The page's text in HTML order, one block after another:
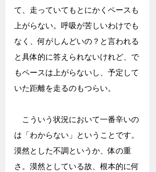
て、走っていてもとにかくペースも
上がらない。呼吸が苦しいわけでも
なく、何がしんどいの？と言われる
と具体的に答えられないけれど、で
もペースは上がらないし、予定して
いた距離を走るのもつらい。
こういう状況において一番辛いの
は「わからない」ということです。
漠然とした不調というか、体の重
さ。漠然としている故、根本的に何